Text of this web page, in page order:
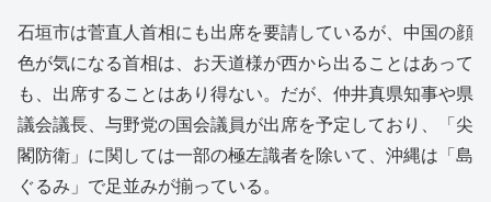
石垣市は菅直人首相にも出席を要請しているが、中国の顔
色が気になる首相は、お天道様が西から出ることはあって
も、出席することはあり得ない。だが、仲井真県知事や県
議会議長、与野党の国会議員が出席を予定しており、「尖
閣防衛」に関しては一部の極左識者を除いて、沖縄は「島
ぐるみ」で足並みが揃っている。